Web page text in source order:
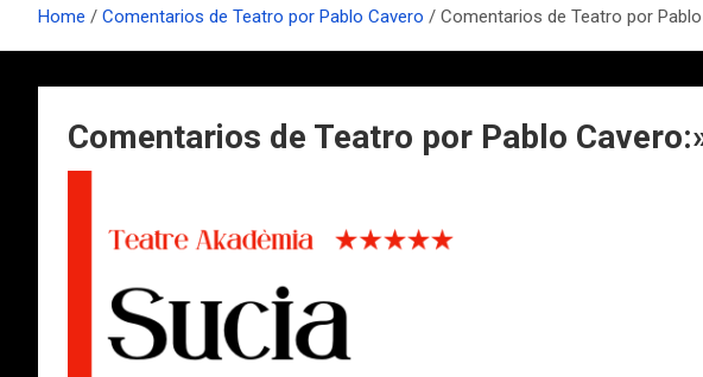
Home Comentarios de Teatro por Pablo Cavero Comentarios de Teatro por
Comentarios de Teatro por Pablo